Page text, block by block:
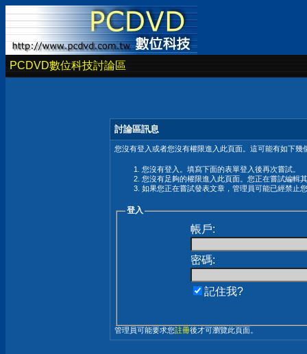
PCDVD數位科技討論區
討論區訊息
您沒有登入或者您沒有權限進入此頁面。這可能有如下幾
您沒有登入。填寫下面的表單登入後再次嘗試。
您沒有足夠的權限進入此頁面。您正在嘗試編輯
如果您正在嘗試發表文章，管理員可能已經禁止
登入
帳戶:
密碼:
記住我?
管理員可能要求您註冊後才可瀏覽此頁面。